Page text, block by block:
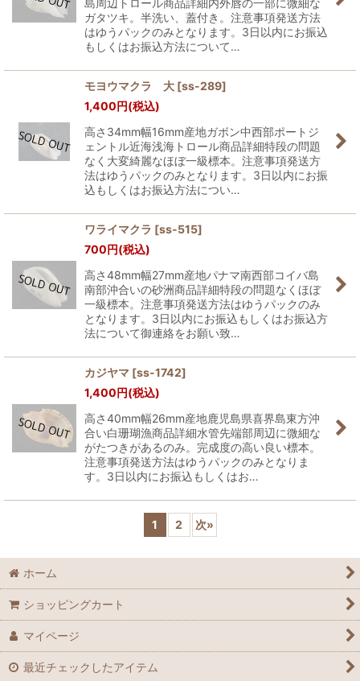
ガタツキ。半洗い、蓋付き。注意事項発送方法
はゆうパックのみとなります。3日以内にお振込
もしくはお振込方法について…
モヨウマクラ 大 [ss-289]
1,400円(税込)
高さ34mm幅16mm産地ガボン中西部ポートジ
ェントル近海浅海トロール商品詳細特段の問題
なく大変綺麗なほぼ一級標本。注意事項発送方
法はゆうパックのみとなります。3日以内にお振
込もしくはお振込方法につい…
ワライマクラ [ss-515]
700円(税込)
高さ48mm幅27mm産地パナマ南西部コイバ島
南部沖合いの砂洲商品詳細特段の問題なくほぼ
一級標本。注意事項発送方法はゆうパックのみ
となります。3日以内にお振込もしくはお振込方
法について御連絡をお願い致…
カジヤマ [ss-1742]
1,400円(税込)
高さ40mm幅26mm産地鹿児島県喜界島東方沖
合い白珊瑚漁商品詳細水管先端部周辺に微細な
がたつきがあるのみ。完成度の高い良い標本。
注意事項発送方法はゆうパックのみとなりま
す。3日以内にお振込もしくはお…
1 2 次»
ホーム
ショッピングカート
マイページ
最近チェックしたアイテム